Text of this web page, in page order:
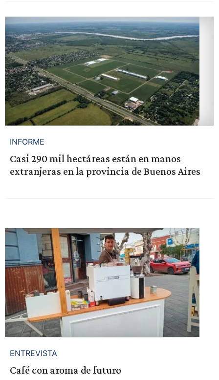
INFORME
Casi 290 mil hectáreas están en manos
extranjeras en la provincia de Buenos Aires
ENTREVISTA
Café con aroma de futuro